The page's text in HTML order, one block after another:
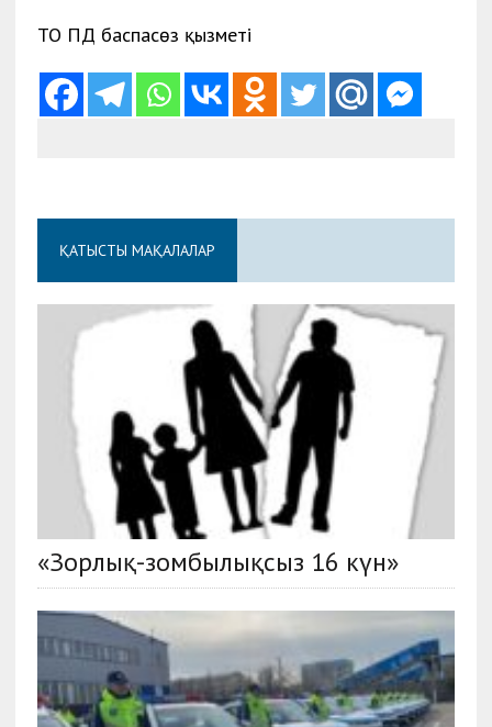
ТО ПД баспасөз қызметі
ҚАТЫСТЫ МАҚАЛАЛАР
«Зорлық-зомбылықсыз 16 күн»